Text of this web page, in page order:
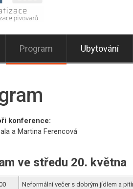
Program Ubytování
konference:
a Martina Ferencová
ve středu 20. května
Neformální večer s dobrým jídlem a